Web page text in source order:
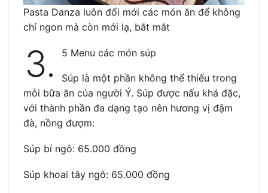
Pasta Danza luôn đổi mới các món ăn để không
chỉ ngon mà còn mới lạ, bắt mắt
3. 5 Menu các món súp
Súp là một phần không thể thiếu trong
mỗi bữa ăn của người Ý. Súp được nấu khá đặc,
với thành phần đa dạng tạo nên hương vị đậm
đà, nồng đượm:
Súp bí ngô: 65.000 đồng
Súp khoai tây ngô: 65.000 đồng